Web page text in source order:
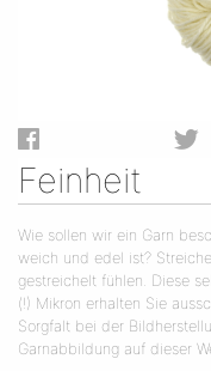
Feinheit
Wie sollen wir ein Garn
weich und edel ist?
gestreichelt fühlen. Diese
(!) Mikron erhalten Sie
Sorgfalt bei der
Garnabbildung auf dieser